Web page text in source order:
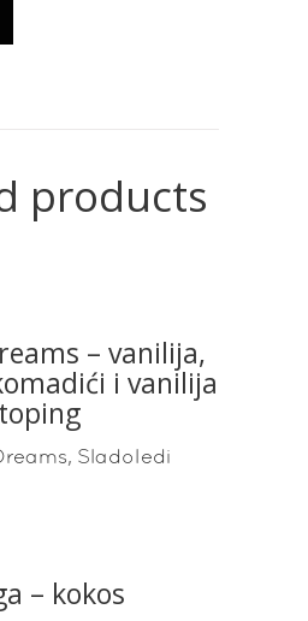
products
MORE– vanilija,
i vanilija
toping
, Sladoledi
MORE
– kokos